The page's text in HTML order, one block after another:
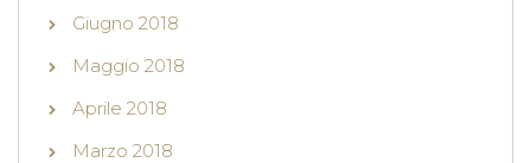
Giugno 2018
Maggio 2018
Aprile 2018
Marzo 2018